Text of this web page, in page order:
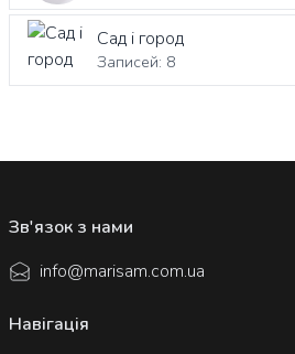
Сад і город
Записей: 8
Навігація
Зв'язок з нами
info@marisam.com.ua